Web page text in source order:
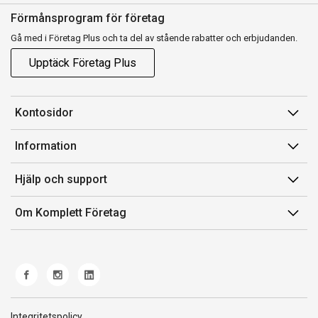
Förmånsprogram för företag
Gå med i Företag Plus och ta del av stående rabatter och erbjudanden.
Upptäck Företag Plus
Kontosidor
Mina sidor
Orderhistorik
Fakturor & Kvitton
Inköpslistor
Information
Försäljningsvillkor
Villkor för Komplett Företag Plus
Felsökning & guider
Hjälp och support
Kontakta oss
Kundservice
Frakt och leverans
Om Komplett Företag